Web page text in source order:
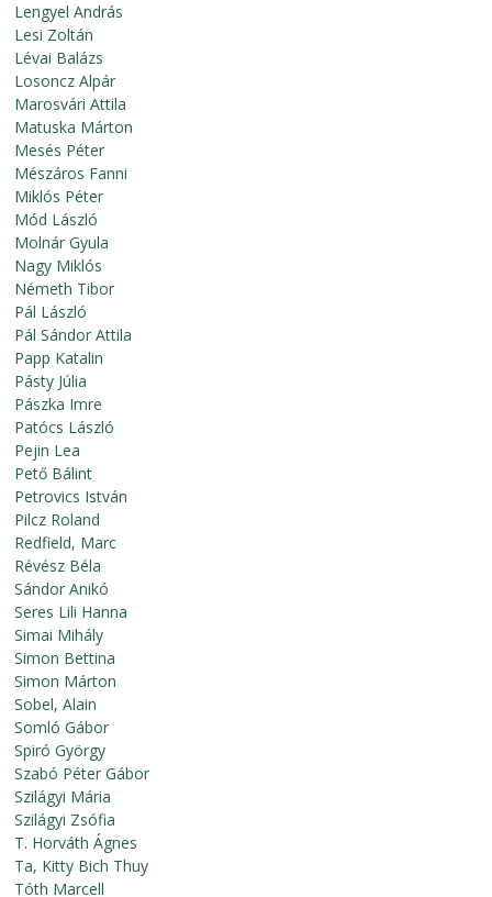
Lengyel András
Lesi Zoltán
Lévai Balázs
Losoncz Alpár
Marosvári Attila
Matuska Márton
Mesés Péter
Mészáros Fanni
Miklós Péter
Mód László
Molnár Gyula
Nagy Miklós
Németh Tibor
Pál László
Pál Sándor Attila
Papp Katalin
Pásty Júlia
Pászka Imre
Patócs László
Pejin Lea
Pető Bálint
Petrovics István
Pilcz Roland
Redfield, Marc
Révész Béla
Sándor Anikó
Seres Lili Hanna
Simai Mihály
Simon Bettina
Simon Márton
Sobel, Alain
Somló Gábor
Spiró György
Szabó Péter Gábor
Szilágyi Mária
Szilágyi Zsófia
T. Horváth Ágnes
Ta, Kitty Bich Thuy
Tóth Marcell